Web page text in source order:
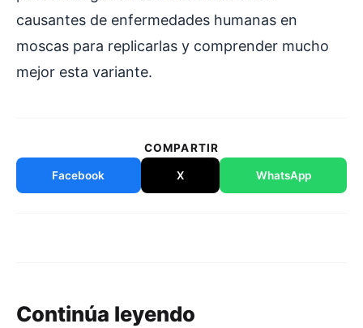
causantes de enfermedades humanas en
moscas para replicarlas y comprender mucho
mejor esta variante.
COMPARTIR
Facebook X WhatsApp
Continúa leyendo